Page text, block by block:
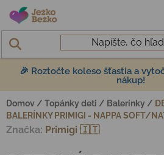
Prejsť na obsah
🎉 Roztočte koleso šťastia a
nákup!
Domov / Topánky deti / Balerínky /
BALERÍNKY PRIMIGI - NAPPA SOFT/
Značka: Primigi 🇮🇹